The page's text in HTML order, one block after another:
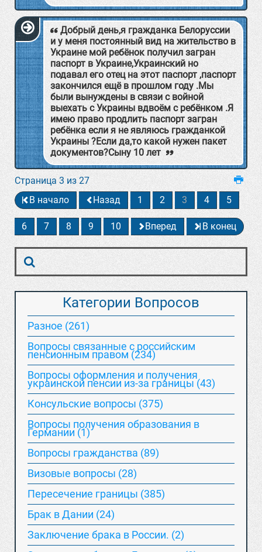
Добрый день,я гражданка Белоруссии
и у меня постоянный вид на жительство в
Украине мой ребёнок получил загран
паспорт в Украине,Украинский но
подавал его отец на этот паспорт ,паспорт
закончился ещё в прошлом году .Мы
были вынуждены в связи с войной
выехать с Украины вдвоём с ребёнком .Я
имею право продлить паспорт загран
ребёнка если я не являюсь гражданкой
Украины ?Если да,то какой нужен пакет
документов?Сыну 10 лет
Страница 3 из 27
В начало
Назад 1 2 3 4 5
6 7 8 9 10 Вперед В конец
Категории Вопросов
Разное (261)
Вопросы связанные с российским
пенсионным правом (234)
Вопросы оформления и получения
украинской пенсии из-за границы (43)
Консульские вопросы (375)
Вопросы получения образования в
Германии (1)
Вопросы гражданства (89)
Визовые вопросы (28)
Пересечение границы (385)
Брак в Дании (24)
Заключение брака в России. (2)